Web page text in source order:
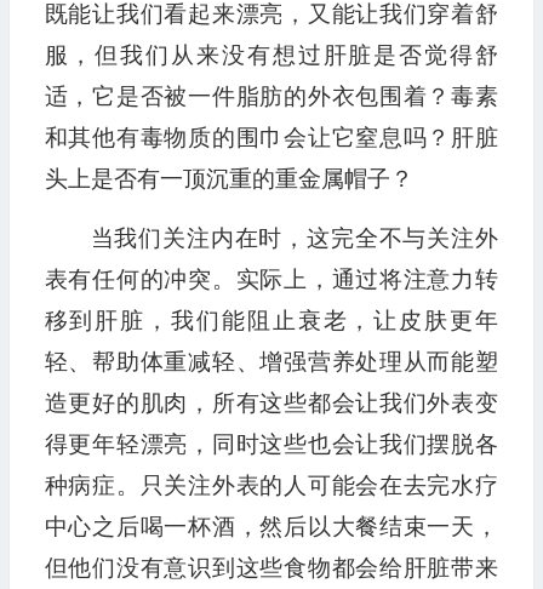
既能让我们看起来漂亮，又能让我们穿着舒
服，但我们从来没有想过肝脏是否觉得舒
适，它是否被一件脂肪的外衣包围着？毒素
和其他有毒物质的围巾会让它窒息吗？肝脏
头上是否有一顶沉重的重金属帽子？
当我们关注内在时，这完全不与关注外
表有任何的冲突。实际上，通过将注意力转
移到肝脏，我们能阻止衰老，让皮肤更年
轻、帮助体重减轻、增强营养处理从而能塑
造更好的肌肉，所有这些都会让我们外表变
得更年轻漂亮，同时这些也会让我们摆脱各
种病症。只关注外表的人可能会在去完水疗
中心之后喝一杯酒，然后以大餐结束一天，
但他们没有意识到这些食物都会给肝脏带来